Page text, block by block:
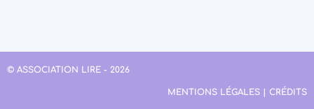
© ASSOCIATION LIRE - 2026
MENTIONS LÉGALES | CRÉDITS